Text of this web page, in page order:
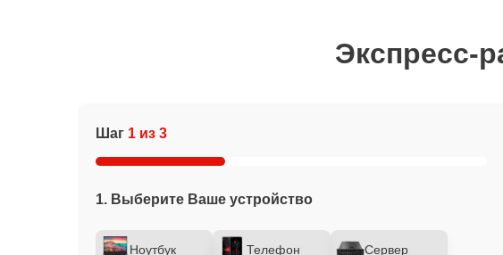
Экспресс-
Шаг 1 из 3
1. Выберите Ваше устройство
Ноутбук Телефон Сервер